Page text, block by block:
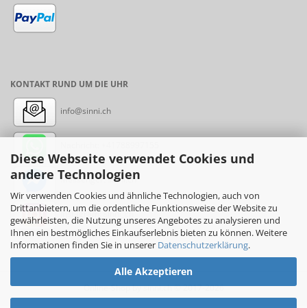
Diese Webseite verwendet Cookies und
andere Technologien
Wir verwenden Cookies und ähnliche Technologien, auch von
Drittanbietern, um die ordentliche Funktionsweise der Website zu
gewährleisten, die Nutzung unseres Angebotes zu analysieren und
Ihnen ein bestmögliches Einkaufserlebnis bieten zu können. Weitere
Informationen finden Sie in unserer Datenschutzerklärung.
Alle Akzeptieren
KONTAKT RUND UM DIE UHR
info@sinni.ch
Messenger: sinni.ch
Instagram: sinni_ch
Online-Shopby sinni.ch © 2017-2026